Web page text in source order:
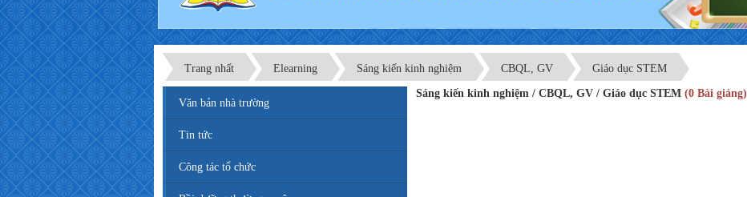
Trang nhất Elearning Sáng kiến kinh nghiệm CBQL, GV Giáo dục STEM
Sáng kiến kinh nghiệm / CBQL, GV / Giáo dục STEM (0 Bài giảng)
Văn bản nhà trường
Tin tức
Công tác tổ chức